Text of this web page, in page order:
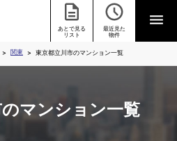
あとで見る
リスト
最近見た
物件
関東 東京都立川市のマンション一覧
マンション一覧